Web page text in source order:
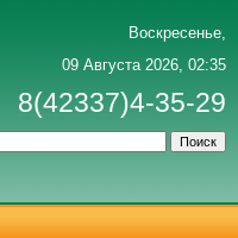
Воскресенье,
09 Августа 2026, 02:35
8(42337)4-35-29